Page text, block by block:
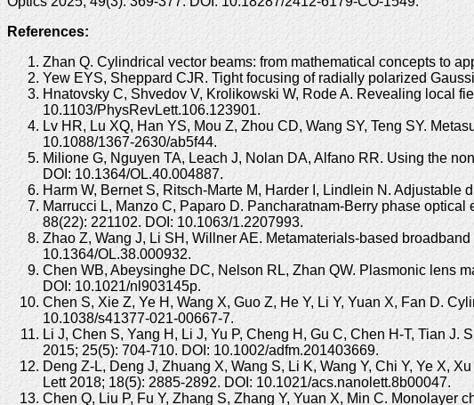
References:
Zhan Q. Cylindrical vector beams: from mathematical concepts to
Yew EYS, Sheppard CJR. Tight focusing of radially polarized
Hnatovsky C, Shvedov V, Krolikowski W, Rode A. Revealing local
10.1103/PhysRevLett.106.123901.
Lv HR, Lu XQ, Han YS, Mou Z, Zhou CD, Wang SY, Teng SY.
10.1088/1367-2630/ab5f44.
Milione G, Nguyen TA, Leach J, Nolan DA, Alfano RR. Using the
DOI: 10.1364/OL.40.004887.
Harm W, Bernet S, Ritsch-Marte M, Harder I, Lindlein N.
Marrucci L, Manzo C, Paparo D. Pancharatnam-Berry phase
88(22): 221102. DOI: 10.1063/1.2207993.
Zhao Z, Wang J, Li SH, Willner AE. Metamaterials-based
10.1364/OL.38.000932.
Chen WB, Abeysinghe DC, Nelson RL, Zhan QW. Plasmonic lens
DOI: 10.1021/nl903145p.
Chen S, Xie Z, Ye H, Wang X, Guo Z, He Y, Li Y, Yuan X, Fan D.
10.1038/s41377-021-00667-7.
Li J, Chen S, Yang H, Li J, Yu P, Cheng H, Gu C, Chen H-T, Tian
2015; 25(5): 704-710. DOI: 10.1002/adfm.201403669.
Deng Z-L, Deng J, Zhuang X, Wang S, Li K, Wang Y, Chi Y, Ye X,
Lett 2018; 18(5): 2885-2892. DOI: 10.1021/acs.nanolett.8b00047.
Chen Q, Liu P, Fu Y, Zhang S, Zhang Y, Yuan X, Min C. Monolayer